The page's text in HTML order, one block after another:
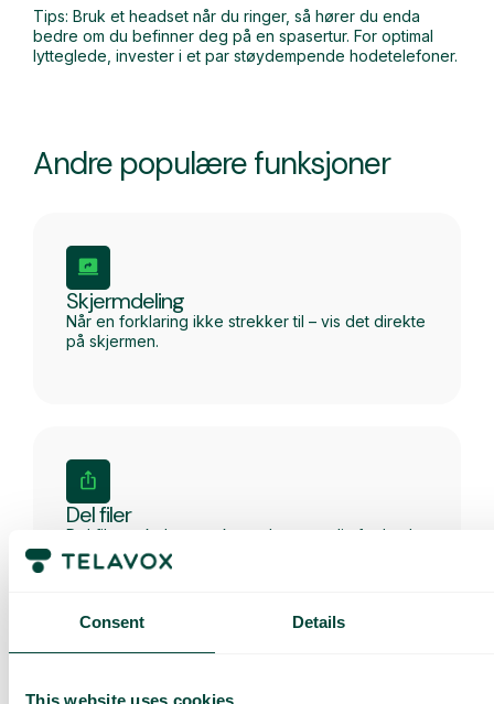
Consent Details
This website uses cookies
Tips: Bruk et headset når du ringer, så hører du enda
bedre om du befinner deg på en spasertur. For optimal
lytteglede, invester i et par støydempende hodetelefoner.
Andre populære funksjoner
Skjermdeling
Når en forklaring ikke strekker til – vis det direkte
på skjermen.
Del filer
Del filer enkelt og raskt med teamet ditt for bedre
samarbeid.